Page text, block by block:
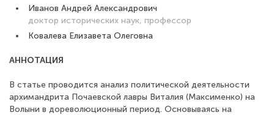
Иванов Андрей Александрович
доктор исторических наук, профессор
Ковалева Елизавета Олеговна
АННОТАЦИЯ
В статье проводится анализ политической деятельности
архимандрита Почаевской лавры Виталия (Максименко) на
Волыни в дореволюционный период. Основываясь на